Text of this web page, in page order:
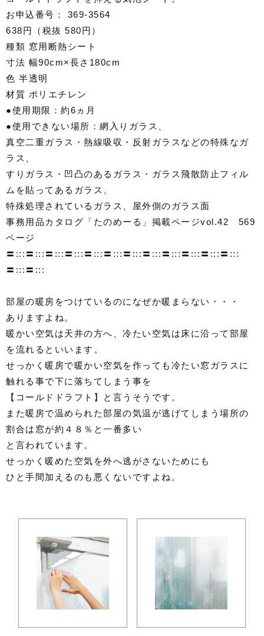
お申込番号： 369-3564
638円（税抜 580円）
種類 窓用断熱シート
寸法 幅90cm×長さ180cm
色 半透明
材質 ポリエチレン
●使用期限：約6ヵ月
●使用できない場所：網入りガラス、
真空二重ガラス・熱線吸収・反射ガラスなどの特殊なガ
ラス、
すりガラス・凹凸のあるガラス・ガラス飛散防止フィル
ムを貼ってあるガラス、
特殊処理されているガラス、屋外側のガラス面
事務用品カタログ「たのめーる」掲載ページvol.42 569
ページ
〓:::〓:::〓:::〓:::〓:::〓:::〓:::〓:::〓:::〓:::〓:::〓:::
〓:::〓:::
部屋の暖房をつけているのになぜか暖まらない・・・
ありますよね。
暖かい空気は天井の方へ、冷たい空気は床に沿って部屋
を流れるといいます。
せっかく暖房で暖かい空気を作っても冷たい窓ガラスに
触れる事で下に落ちてしまう事を
【コールドドラフト】と言うそうです。
また暖房で温められた部屋の気温が逃げてしまう場所の
割合は窓が約４８％と一番多い
と言われています。
せっかく暖めた空気を外へ逃がさないためにも
ひと手間加えるのも悪くないですよね。